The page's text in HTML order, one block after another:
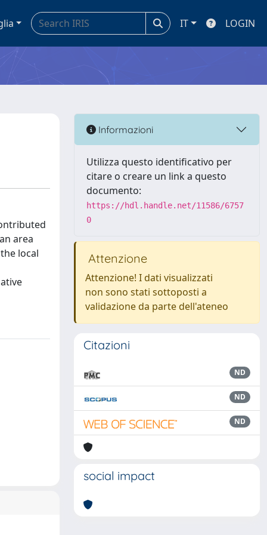
IT LOGIN
area
local
Informazioni
Utilizza questo identificativo per
citare o creare un link a questo
documento:
https://hdl.handle.net/11586/6757
0
Attenzione
Attenzione! I dati visualizzati
non sono stati sottoposti a
validazione da parte dell'ateneo
Citazioni
ND
ND
ND
social impact